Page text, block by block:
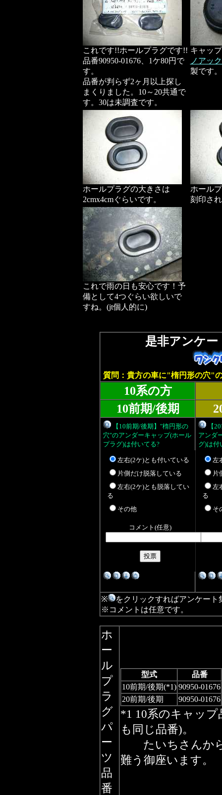
これです!!ホールプラグです!!
品番90950-01676、1ケ80円で
す。
品番が判らず2ヶ月以上探し
まくりました。10～20共通で
す。30は未調査です。
キャッ
ノアッ
製です。
ホールプラグの大きさは
2cmx4cmぐらいです。
ホール
刻印さ
これで雨の日も安心です！予
備として4つぐらい欲しいで
すね。(jt個人的に)
是非アンケ
質問：貴方の車に"楕円形の穴"
10系の方
10前期/後期
【10前期/後期】"楕円形の
穴"のアンダーキャップ(ホール
プラグ)は付いてる?
左右(2ケ)とも付いている
片側だけ脱落している
左右(2ケ)とも脱落してい
る
その他
コメント(任意)
【
アンダ
グ)は付
左
片
左
る
そ
※
をクリックすればアンケー
※コメントは任意です。
ホ
ー
ル
プ
ラ
グ
パ
ー
ツ
品
番
型式
品番
10前期/後期(*1) 90950-01676
20前期/後期
90950-01676
*1 10系のキャップ
も同じ品番)。
たいちさんから
難う御座います。